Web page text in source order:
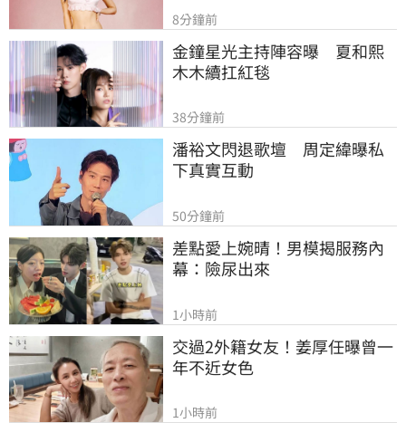
8分鐘前
金鐘星光主持陣容曝　夏和熙
木木續扛紅毯
38分鐘前
潘裕文閃退歌壇　周定緯曝私
下真實互動
50分鐘前
差點愛上婉晴！男模揭服務內
幕：險尿出來
1小時前
交過2外籍女友！姜厚任曝曾一
年不近女色
1小時前